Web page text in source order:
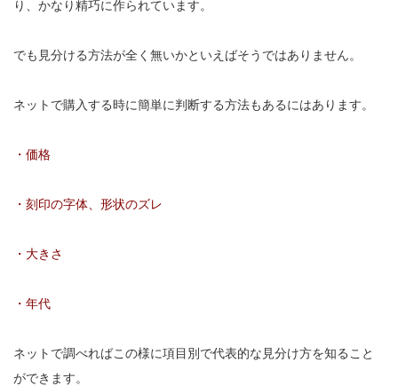
り、かなり精巧に作られています。
でも見分ける方法が全く無いかといえばそうではありません。
ネットで購入する時に簡単に判断する方法もあるにはあります。
・価格
・刻印の字体、形状のズレ
・大きさ
・年代
ネットで調べればこの様に項目別で代表的な見分け方を知ること
ができます。